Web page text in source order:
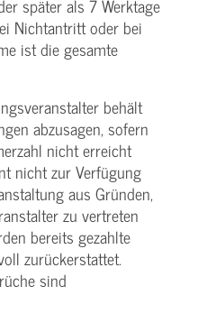
später als 7 Werktage
Nichtantritt oder bei
ist die gesamte
behält
abzusagen, sofern
nicht erreicht
nicht zur Verfügung
aus Gründen,
zu vertreten
bereits gezahlte
zurückerstattet.
sind